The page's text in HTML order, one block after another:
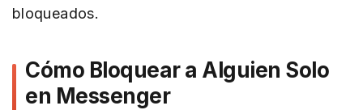
bloqueados.
Cómo Bloquear a Alguien Solo
en Messenger